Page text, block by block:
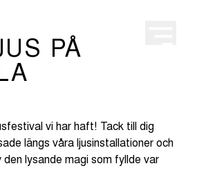
PÅ
vi har haft! Tack till dig
längs våra ljusinstallationer och
lysande magi som fyllde var